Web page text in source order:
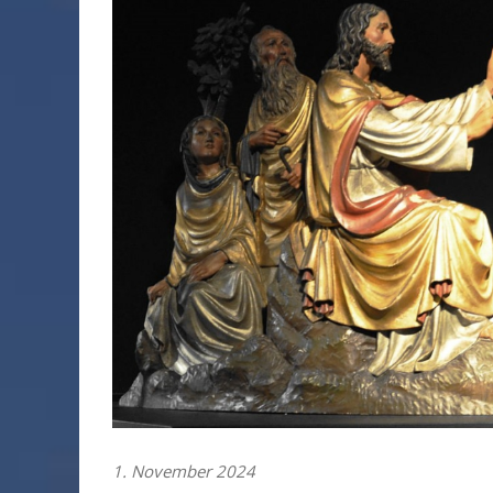
1. November 2024